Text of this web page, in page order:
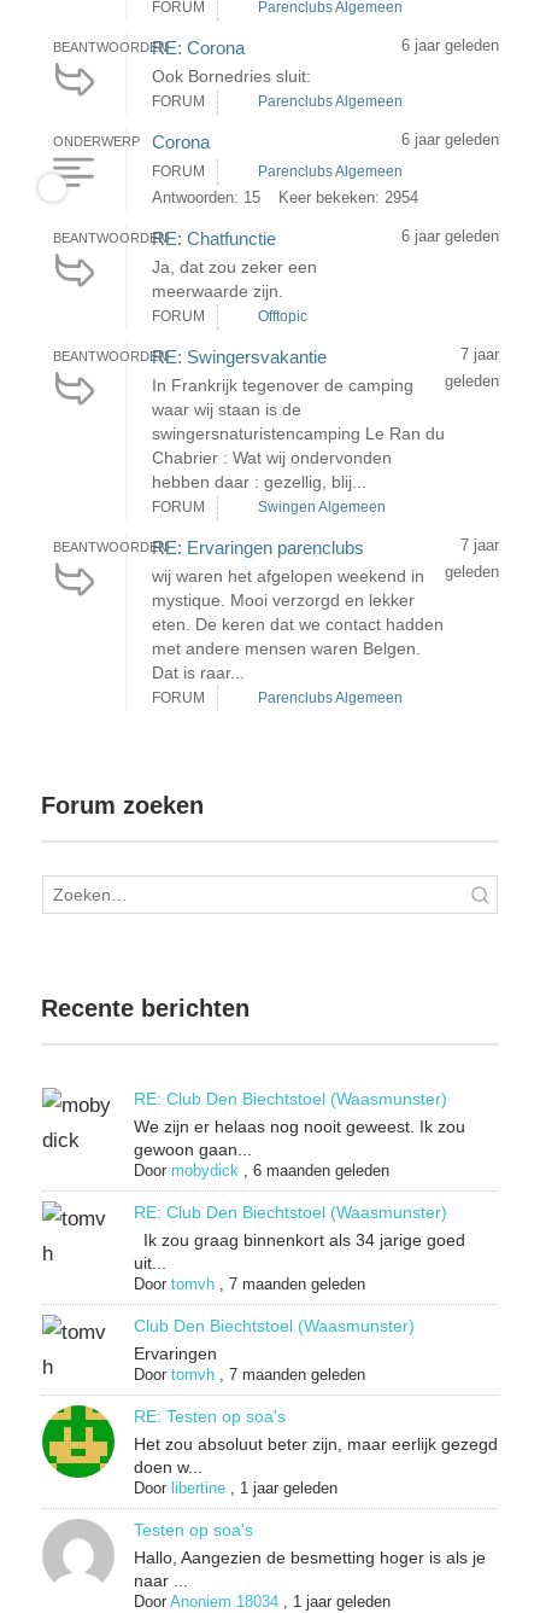
FORUM Parenclubs Algemeen
BEANTWOORDENRE: Corona
Ook Bornedries sluit:
6 jaar geleden
FORUM Parenclubs Algemeen
ONDERWERP Corona 6 jaar geleden
FORUM Parenclubs Algemeen
Antwoorden: 15 Keer bekeken: 2954
BEANTWOORDENRE: Chatfunctie
Ja, dat zou zeker een
meerwaarde zijn.
6 jaar geleden
FORUM Offtopic
BEANTWOORDENRE: Swingersvakantie
In Frankrijk tegenover de camping
waar wij staan is de
swingersnaturistencamping Le Ran du
Chabrier : Wat wij ondervonden
hebben daar : gezellig, blij...
7 jaar
geleden
FORUM Swingen Algemeen
BEANTWOORDENRE: Ervaringen parenclubs
wij waren het afgelopen weekend in
mystique. Mooi verzorgd en lekker
eten. De keren dat we contact hadden
met andere mensen waren Belgen.
Dat is raar...
7 jaar
geleden
FORUM Parenclubs Algemeen
Forum zoeken
Recente berichten
RE: Club Den Biechtstoel (Waasmunster)
We zijn er helaas nog nooit geweest. Ik zou
gewoon gaan...
Door mobydick, 6 maanden geleden
RE: Club Den Biechtstoel (Waasmunster)
Ik zou graag binnenkort als 34 jarige goed
uit...
Door tomvh, 7 maanden geleden
Club Den Biechtstoel (Waasmunster)
Ervaringen
Door tomvh, 7 maanden geleden
RE: Testen op soa's
Het zou absoluut beter zijn, maar eerlijk gezegd
doen w...
Door libertine, 1 jaar geleden
Testen op soa's
Hallo, Aangezien de besmetting hoger is als je
naar ...
Door Anoniem 18034, 1 jaar geleden